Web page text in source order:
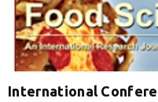
International